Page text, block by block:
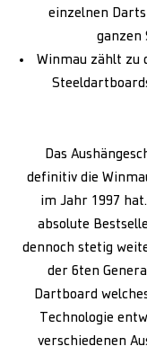
einzelnen
ganzen
Winmau zählt zu
Das
definitiv die
im Jahr 1997
absolute
dennoch stetig
der 6ten
Dartboard
Technologie
verschiedenen